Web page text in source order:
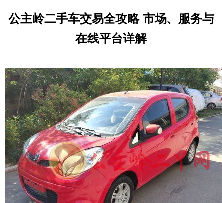
公主岭二手车交易全攻略 市场、服务与
在线平台详解